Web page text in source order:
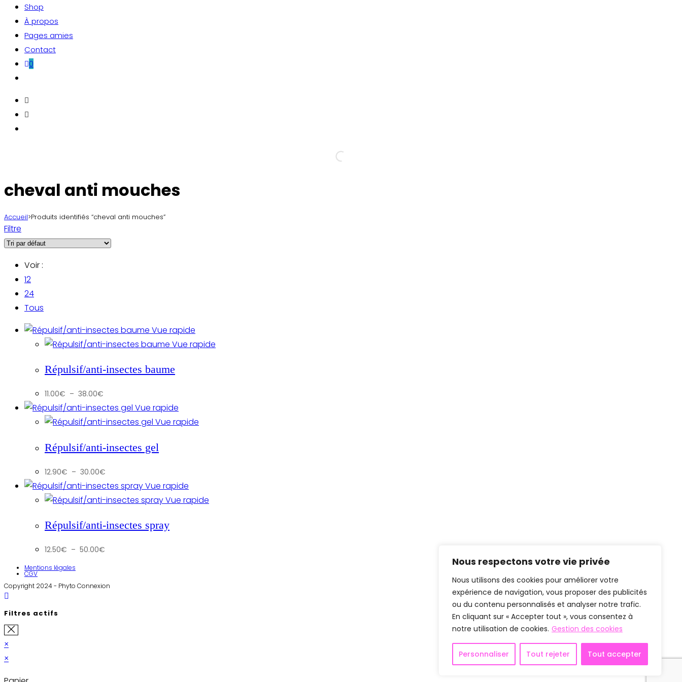
Nous respectons votre vie privée
Nous utilisons des cookies pour améliorer votre
expérience de navigation, vous proposer des publicités
ou du contenu personnalisés et analyser notre trafic.
En cliquant sur « Accepter tout », vous consentez à
notre utilisation de cookies. Gestion des cookies
Personnaliser Tout rejeter Tout accepter
Shop
À propos
Pages amies
Contact
0
search
cheval anti mouches
Accueil>Produits identifiés “cheval anti mouches”
Filtre
Voir :
12
24
Tous
Vue rapide
Vue rapide
Répulsif/anti-insectes baume
11.00€ – 38.00€
prix :
11.00€
à
38.00€
Vue rapide
Vue rapide
Répulsif/anti-insectes gel
12.90€ – 30.00€
prix :
12.90€
à
30.00€
Vue rapide
Vue rapide
Répulsif/anti-insectes spray
12.50€ – 50.00€
Mentions légales
CGV
Copyright 2024 - Phyto Connexion
Filtres actifs
×
×